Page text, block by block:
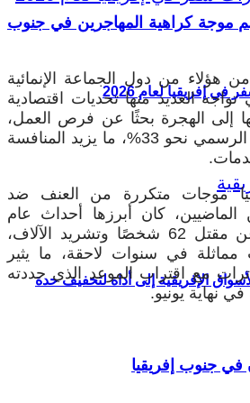
الإفريقية إلى أداة لتخفيف حدة
موجة كراهية المهاجرين في جنوب
أكثر من 63% من هؤلاء من دول الجماعة الإنمائية
تواجه العديد منها تحديات اقتصادية
إلى الهجرة بحثًا عن فرص العمل،
كما يبلغ معدل البطالة الرسمي نحو 33%، ما يزيد المنافسة
موجات متكررة من العنف ضد
الماضيين، كان أبرزها أحداث عام
2008 التي أسفرت عن مقتل 62 شخصًا وتشريد الآلاف،
في سنوات لاحقة، ما يثير
مع اقتراب الموعد الذي حددته
نهاية يونيو.
في جنوب إفريقيا